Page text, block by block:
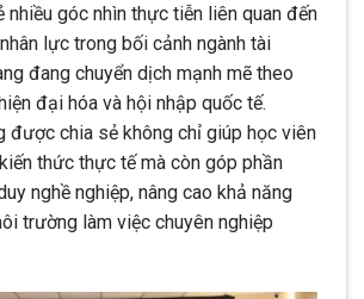
nhiều góc nhìn thực tiễn liên quan đến
lực trong bối cảnh ngành tài
đang chuyển dịch mạnh mẽ theo
đại hóa và hội nhập quốc tế.
được chia sẻ không chỉ giúp học viên
thức thực tế mà còn góp phần
nghề nghiệp, nâng cao khả năng
trường làm việc chuyên nghiệp